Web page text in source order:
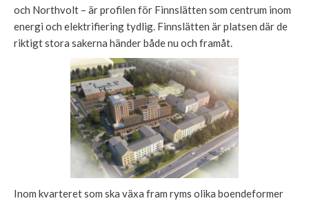
och Northvolt – är profilen för Finnslätten som centrum inom
energi och elektrifiering tydlig. Finnslätten är platsen där de
riktigt stora sakerna händer både nu och framåt.
Inom kvarteret som ska växa fram ryms olika boendeformer